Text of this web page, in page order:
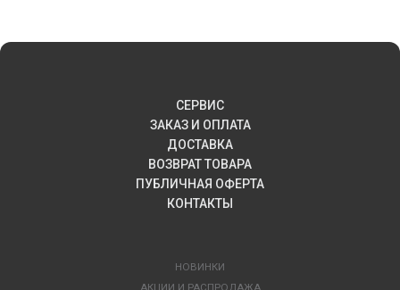
СЕРВИС
ЗАКАЗ И ОПЛАТА
ДОСТАВКА
ВОЗВРАТ ТОВАРА
ПУБЛИЧНАЯ ОФЕРТА
КОНТАКТЫ
НОВИНКИ
АКЦИИ И РАСПРОДАЖА